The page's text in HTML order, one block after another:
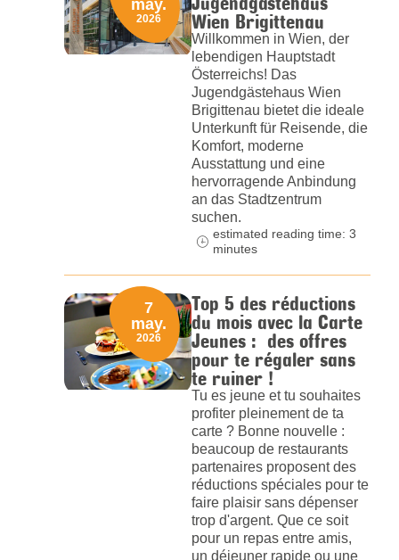
Wien Brigittenau
Willkommen in Wien, der
lebendigen Hauptstadt
Österreichs! Das
Jugendgästehaus Wien
Brigittenau bietet die ideale
Unterkunft für Reisende, die
Komfort, moderne
Ausstattung und eine
hervorragende Anbindung
an das Stadtzentrum
suchen.
may.
2026
estimated reading time: 3
minutes
Top 5 des réductions
du mois avec la Carte
Jeunes : des offres
pour te régaler sans
te ruiner !
Tu es jeune et tu souhaites
profiter pleinement de ta
carte ? Bonne nouvelle :
beaucoup de restaurants
partenaires proposent des
réductions spéciales pour te
faire plaisir sans dépenser
trop d'argent. Que ce soit
pour un repas entre amis,
un déjeuner rapide ou une
7
may.
2026